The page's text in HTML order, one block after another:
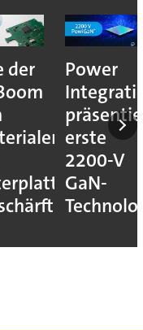
der
Power
erste
2200-V
GaN-